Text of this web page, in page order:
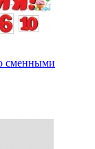
сменными